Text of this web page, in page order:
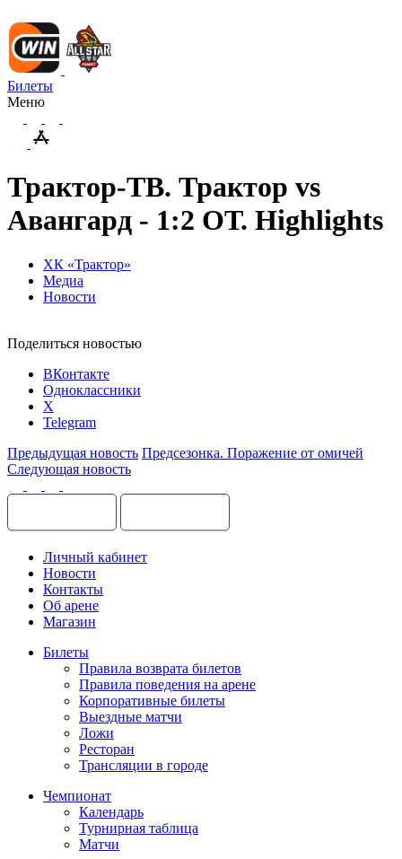
Билеты
Меню
Трактор-ТВ. Трактор vs
Авангард - 1:2 ОТ. Highlights
ХК «Трактор»
Медиа
Новости
Поделиться новостью
ВКонтакте
Одноклассники
X
Telegram
Предыдущая новость Предсезонка. Поражение от омичей
Следующая новость
Личный кабинет
Новости
Контакты
Об арене
Магазин
Билеты
Правила возврата билетов
Правила поведения на арене
Корпоративные билеты
Выездные матчи
Ложи
Ресторан
Трансляции в городе
Чемпионат
Календарь
Турнирная таблица
Матчи